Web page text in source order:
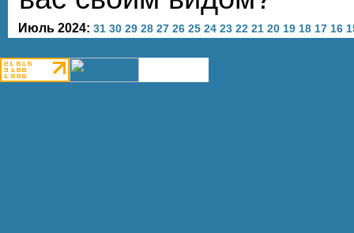
Июль 2024: 31 30 29 28 27 26 25 24 23 22 21 20 19 18 17 16